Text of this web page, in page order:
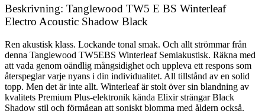
Beskrivning: Tanglewood TW5 E BS Winterleaf
Electro Acoustic Shadow Black
Ren akustisk klass. Lockande tonal smak. Och allt strömmar från
denna Tanglewood TW5EBS Winterleaf Semiakustisk. Räkna med
att vada genom oändlig mångsidighet och uppleva ett respons som
återspeglar varje nyans i din individualitet. All tillstånd av en solid
topp. Men det är inte allt. Winterleaf är stolt över sin blandning av
kvalitets Premium Plus-elektronik kända Elixir strängar Black
Shadow stil och förmågan att soniskt blomma med åldern också.